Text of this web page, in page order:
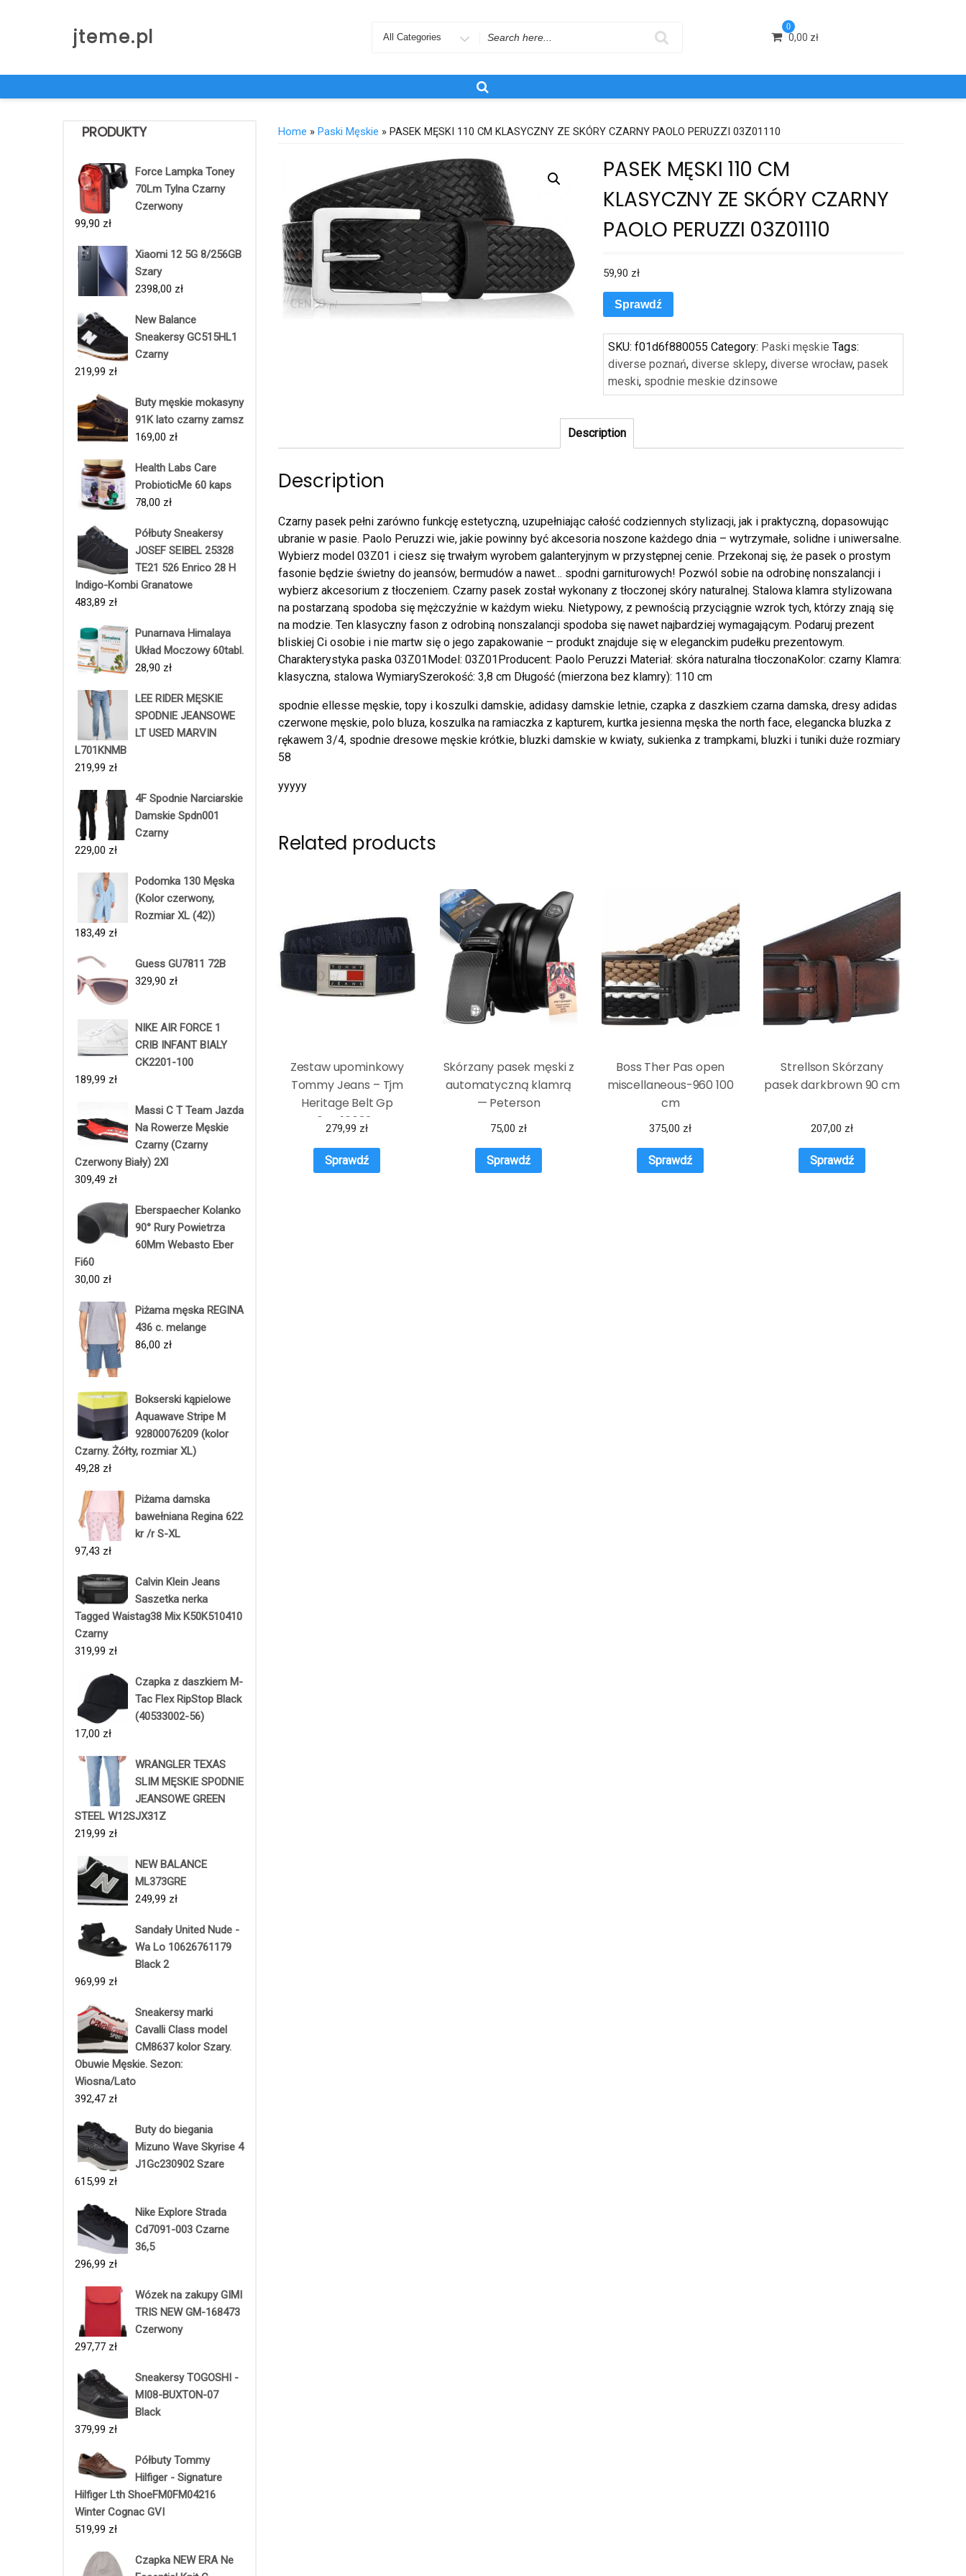
jteme.pl
Search
0
0,00 zł
PRODUKTY
Force Lampka Toney
70Lm Tylna Czarny
Czerwony
99,90 zł
Xiaomi 12 5G 8/256GB
Szary
2398,00 zł
New Balance
Sneakersy GC515HL1
Czarny
219,99 zł
Buty męskie mokasyny
91K lato czarny zamsz
169,00 zł
Health Labs Care
ProbioticMe 60 kaps
78,00 zł
Półbuty Sneakersy
JOSEF SEIBEL 25328
TE21 526 Enrico 28 H
Indigo-Kombi Granatowe
483,89 zł
Punarnava Himalaya
Układ Moczowy 60tabl.
28,90 zł
LEE RIDER MĘSKIE
SPODNIE JEANSOWE
LT USED MARVIN
L701KNMB
219,99 zł
4F Spodnie Narciarskie
Damskie Spdn001
Czarny
229,00 zł
Podomka 130 Męska
(Kolor czerwony,
Rozmiar XL (42))
183,49 zł
Guess GU7811 72B
329,90 zł
NIKE AIR FORCE 1
CRIB INFANT BIALY
CK2201-100
189,99 zł
Massi C T Team Jazda
Na Rowerze Męskie
Czarny (Czarny
Czerwony Biały) 2Xl
309,49 zł
Eberspaecher Kolanko
90° Rury Powietrza
60Mm Webasto Eber
Fi60
30,00 zł
Piżama męska REGINA
436 c. melange
86,00 zł
Bokserski kąpielowe
Aquawave Stripe M
92800076209 (kolor
Czarny. Żółty, rozmiar XL)
49,28 zł
Piżama damska
bawełniana Regina 622
kr /r S-XL
97,43 zł
Calvin Klein Jeans
Saszetka nerka
Tagged Waistag38 Mix K50K510410
Czarny
319,99 zł
Czapka z daszkiem M-
Tac Flex RipStop Black
(40533002-56)
17,00 zł
WRANGLER TEXAS
SLIM MĘSKIE SPODNIE
JEANSOWE GREEN
STEEL W12SJX31Z
219,99 zł
NEW BALANCE
ML373GRE
249,99 zł
Sandały United Nude -
Wa Lo 10626761179
Black 2
969,99 zł
Sneakersy marki
Cavalli Class model
CM8637 kolor Szary.
Obuwie Męskie. Sezon:
Wiosna/Lato
392,47 zł
Buty do biegania
Mizuno Wave Skyrise 4
J1Gc230902 Szare
615,99 zł
Nike Explore Strada
Cd7091-003 Czarne
36,5
296,99 zł
Wózek na zakupy GIMI
TRIS NEW GM-168473
Czerwony
297,77 zł
Sneakersy TOGOSHI -
MI08-BUXTON-07
Black
379,99 zł
Półbuty Tommy
Hilfiger - Signature
Hilfiger Lth ShoeFM0FM04216
Winter Cognac GVI
519,99 zł
Czapka NEW ERA Ne
Home » Paski Męskie » PASEK MĘSKI 110 CM KLASYCZNY ZE SKÓRY CZARNY PAOLO PERUZZI 03Z01110
PASEK MĘSKI 110 CM
KLASYCZNY ZE SKÓRY CZARNY
PAOLO PERUZZI 03Z01110
59,90 zł
Sprawdź
SKU:f01d6f880055 Category: Paski męskie Tags:
diverse poznań,diverse sklepy,diverse wrocław,pasek
meski, spodnie meskie dzinsowe
Description
Description
Czarny pasek pełni zarówno funkcję estetyczną, uzupełniając całość codziennych stylizacji, jak i praktyczną, dopasowując
ubranie w pasie. Paolo Peruzzi wie, jakie powinny być akcesoria noszone każdego dnia – wytrzymałe, solidne i uniwersalne.
Wybierz model 03Z01 i ciesz się trwałym wyrobem galanteryjnym w przystępnej cenie. Przekonaj się, że pasek o prostym
fasonie będzie świetny do jeansów, bermudów a nawet… spodni garniturowych! Pozwól sobie na odrobinę nonszalancji i
wybierz akcesorium z tłoczeniem. Czarny pasek został wykonany z tłoczonej skóry naturalnej. Stalowa klamra stylizowana
na postarzaną spodoba się mężczyźnie w każdym wieku. Nietypowy, z pewnością przyciągnie wzrok tych, którzy znają się
na modzie. Ten klasyczny fason z odrobiną nonszalancji spodoba się nawet najbardziej wymagającym. Podaruj prezent
bliskiej Ci osobie i nie martw się o jego zapakowanie – produkt znajduje się w eleganckim pudełku prezentowym.
Charakterystyka paska 03Z01Model: 03Z01Producent: Paolo Peruzzi Materiał: skóra naturalna tłoczonaKolor: czarny Klamra:
klasyczna, stalowa WymiarySzerokość: 3,8 cm Długość (mierzona bez klamry): 110 cm
spodnie ellesse męskie, topy i koszulki damskie, adidasy damskie letnie, czapka z daszkiem czarna damska, dresy adidas
czerwone męskie, polo bluza, koszulka na ramiaczka z kapturem, kurtka jesienna męska the north face, elegancka bluzka z
rękawem 3/4, spodnie dresowe męskie krótkie, bluzki damskie w kwiaty, sukienka z trampkami, bluzki i tuniki duże rozmiary
58
yyyyy
Related products
Zestaw upominkowy
Tommy Jeans – Tjm
Heritage Belt Gp
AM0AM10632 BDS
279,99 zł
Sprawdź
Skórzany pasek męski z
automatyczną klamrą
— Peterson
75,00 zł
Sprawdź
Boss Ther Pas open
miscellaneous-960 100
cm
375,00 zł
Sprawdź
Strellson Skórzany
pasek darkbrown 90 cm
207,00 zł
Sprawdź